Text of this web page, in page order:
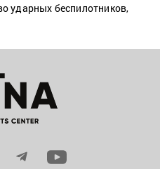
ударных беспилотников,